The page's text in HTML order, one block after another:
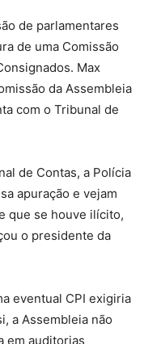
de parlamentares
de uma Comissão
Max
da Assembleia
com o Tribunal de
de Contas, a Polícia
apuração e vejam
que se houve ilícito,
o presidente da
eventual CPI exigiria
a Assembleia não
em auditorias